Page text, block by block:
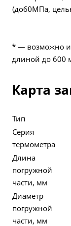
(до60МПа,
* — возможно
длиной до 600
Карта
Тип
Серия
термометра
Длина
погружной
части, мм
Диаметр
погружной
части, мм